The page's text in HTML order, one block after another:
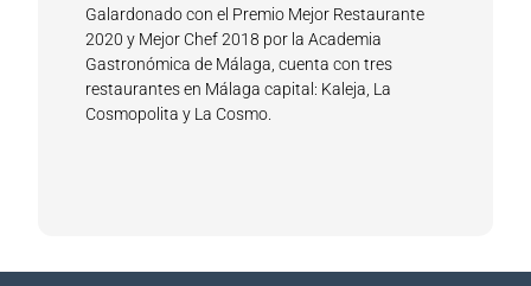
Galardonado con el Premio Mejor Restaurante
2020 y Mejor Chef 2018 por la Academia
Gastronómica de Málaga, cuenta con tres
restaurantes en Málaga capital: Kaleja, La
Cosmopolita y La Cosmo.